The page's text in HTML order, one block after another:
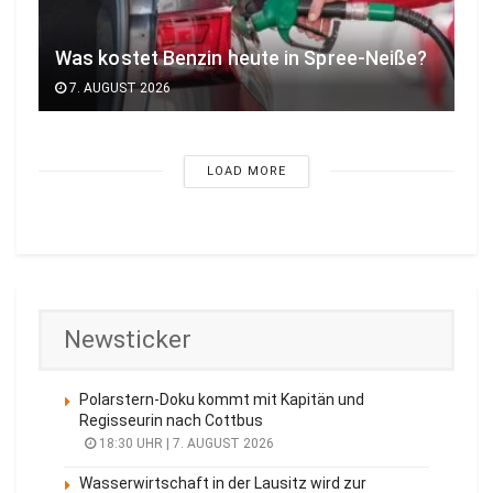
Was kostet Benzin heute in Spree-Neiße?
7. AUGUST 2026
LOAD MORE
Newsticker
Polarstern-Doku kommt mit Kapitän und
Regisseurin nach Cottbus
18:30 UHR | 7. AUGUST 2026
Wasserwirtschaft in der Lausitz wird zur